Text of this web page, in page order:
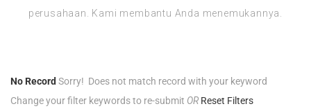
perusahaan. Kami membantu Anda menemukannya.
No Record Sorry! Does not match record with your keyword
Change your filter keywords to re-submit OR Reset Filters